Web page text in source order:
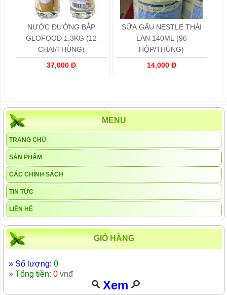
NƯỚC ĐƯỜNG BẮP
GLOFOOD 1.3KG (12
CHAI/THÙNG)
37,000 Đ
SỮA GẤU NESTLE THÁI
LAN 140ML (96
HỘP/THÙNG)
14,000 Đ
MENU
TRANG CHỦ
SẢN PHẨM
CÁC CHÍNH SÁCH
TIN TỨC
LIÊN HỆ
GIỎ HÀNG
» Số lượng: 0
» Tổng tiền: 0 vnđ
Xem